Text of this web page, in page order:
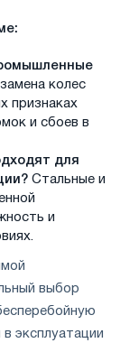
колес
признаках
и сбоев в
для
Стальные и
и
выбор
эксплуатации